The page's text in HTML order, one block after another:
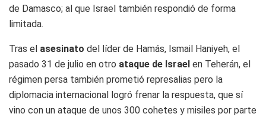
de Damasco; al que Israel también respondió de forma
limitada.
Tras el asesinato del líder de Hamás, Ismail Haniyeh, el
pasado 31 de julio en otro ataque de Israel en Teherán, el
régimen persa también prometió represalias pero la
diplomacia internacional logró frenar la respuesta, que sí
vino con un ataque de unos 300 cohetes y misiles por parte